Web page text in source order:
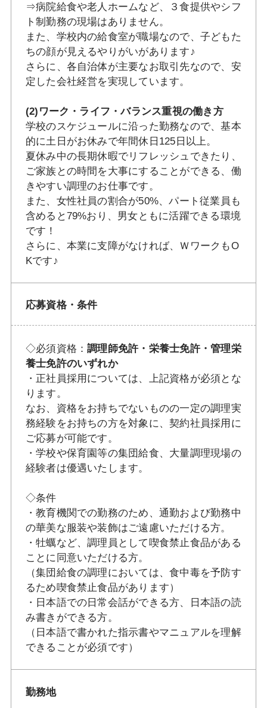
⇒病院給食や老人ホームなど、３食提供やシフ
ト制勤務の現場はありません。
また、学校内の給食室が職場なので、子どもた
ちの顔が見えるやりがいがあります♪
さらに、各自治体が主要なお取引先なので、安
定した会社経営を実現しています。
(2)ワーク・ライフ・バランス重視の働き方
学校のスケジュールに沿った勤務なので、基本
的に土日がお休みで年間休日125日以上。
夏休み中の長期休暇でリフレッシュできたり、
ご家族との時間を大事にすることができる、働
きやすい調理のお仕事です。
また、女性社員の割合が50%、パート従業員も
含めると79%おり、男女ともに活躍できる環境
です！
さらに、本業に支障がなければ、ＷワークもO
Kです♪
応募資格・条件
◇必須資格：調理師免許・栄養士免許・管理栄
養士免許のいずれか
・正社員採用については、上記資格が必須とな
ります。
なお、資格をお持ちでないものの一定の調理実
務経験をお持ちの方を対象に、契約社員採用に
ご応募が可能です。
・学校や保育園等の集団給食、大量調理現場の
経験者は優遇いたします。
◇条件
・教育機関での勤務のため、通勤および勤務中
の華美な服装や装飾はご遠慮いただける方。
・牡蠣など、調理員として喫食禁止食品がある
ことに同意いただける方。
（集団給食の調理においては、食中毒を予防す
るため喫食禁止食品があります）
・日本語での日常会話ができる方、日本語の読
み書きができる方。
（日本語で書かれた指示書やマニュアルを理解
できることが必須です）
勤務地